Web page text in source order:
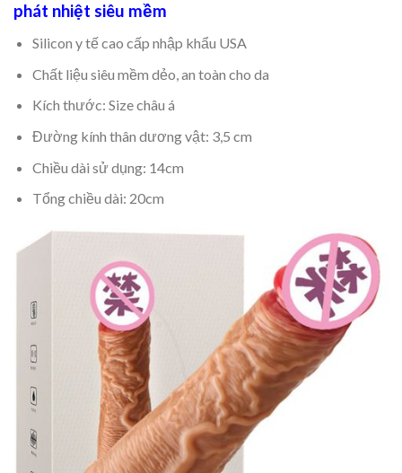
phát nhiệt siêu mềm
Silicon y tế cao cấp nhập khẩu USA
Chất liệu siêu mềm dẻo, an toàn cho da
Kích thước: Size châu á
Đường kính thân dương vật: 3,5 cm
Chiều dài sử dụng: 14cm
Tổng chiều dài: 20cm